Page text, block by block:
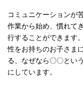
コミュニケーションが
作業から始め、慣れて
行することができます
性をお持ちのお子さま
る、なぜなら〇〇とい
にしています。